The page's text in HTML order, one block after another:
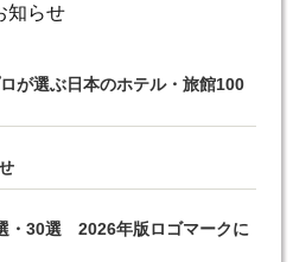
知らせ
が選ぶ日本のホテル・旅館100
・30選 2026年版ロゴマークに